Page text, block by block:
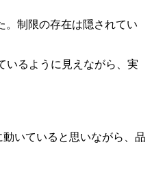
。制限の存在は隠されてい
いるように見えながら、実
いていると思いながら、品